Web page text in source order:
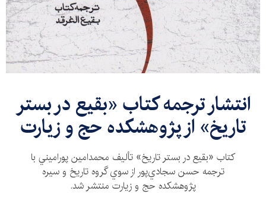
انتشار ترجمه کتاب «بقيع‌ در بستر
تاريخ» از پژوهشکده حج و زیارت
كتاب «بقيع‌ در بستر تاريخ» تأليف محمدامين پوراميني با
ترجمه حسن سجادي‌پور از سوي گروه تاريخ و سيره
پژوهشكده حج و زيارت منتشر شد.